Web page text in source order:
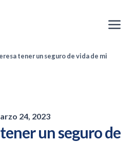
tener un seguro de vida de mi
24, 2023
un seguro de